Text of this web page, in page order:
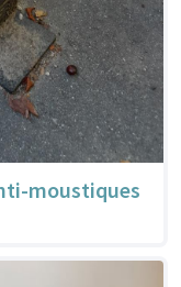
moustiques